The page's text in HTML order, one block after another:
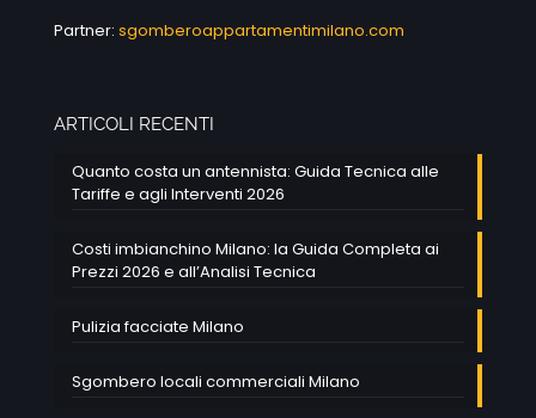
Partner: sgomberoappartamentimilano.com
ARTICOLI RECENTI
Quanto costa un antennista: Guida Tecnica alle
Tariffe e agli Interventi 2026
Costi imbianchino Milano: la Guida Completa ai
Prezzi 2026 e all’Analisi Tecnica
Pulizia facciate Milano
Sgombero locali commerciali Milano